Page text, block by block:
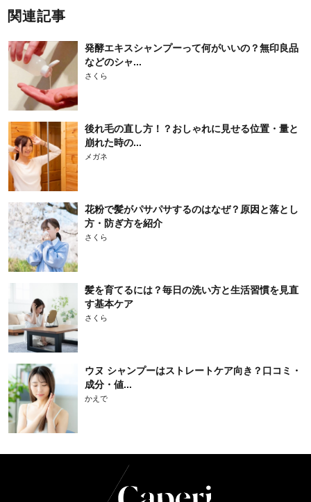
関連記事
発酵エキスシャンプーって何がいいの？無印良品
などのシャ...
さくら
後れ毛の直し方！？おしゃれに見せる位置・量と
崩れた時の...
メガネ
花粉で髪がパサパサするのはなぜ？原因と落とし
方・防ぎ方を紹介
さくら
髪を育てるには？毎日の洗い方と生活習慣を見直
す基本ケア
さくら
ウヌ シャンプーはストレートケア向き？口コミ・
成分・値...
かえで